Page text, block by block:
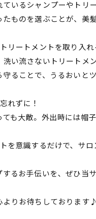
ているシャンプーやトリ
たものを選ぶことが、美
リートメントを取り入れ
い流さないトリートメ
守ることで、うるおいと
れずに！
も大敵。外出時には帽
を意識するだけで、サ
るお手伝いを、ぜひ当
よりお待ちしております♪